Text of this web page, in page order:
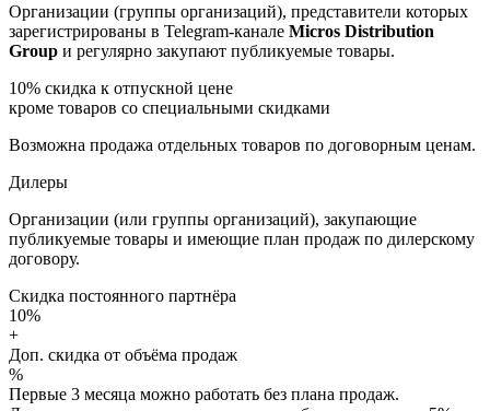
Организации (группы организаций), представители которых
зарегистрированы в Telegram-канале Micros Distribution
Group и регулярно закупают публикуемые товары.
10% скидка к отпускной цене
кроме товаров со специальными скидками
Возможна продажа отдельных товаров по договорным ценам.
Дилеры
Организации (или группы организаций), закупающие
публикуемые товары и имеющие план продаж по дилерскому
договору.
Скидка постоянного партнёра
10%
+
Доп. скидка от объёма продаж
%
Первые 3 месяца можно работать без плана продаж.